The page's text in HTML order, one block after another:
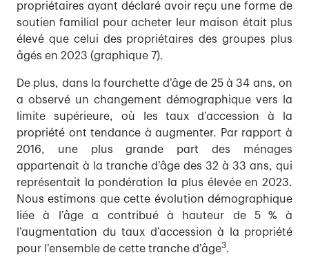
propriétaires ayant déclaré avoir reçu une forme de
soutien familial pour acheter leur maison était plus
élevé que celui des propriétaires des groupes plus
âgés en 2023 (graphique 7).
De plus, dans la fourchette d’âge de 25 à 34 ans, on
a observé un changement démographique vers la
limite supérieure, où les taux d’accession à la
propriété ont tendance à augmenter. Par rapport à
2016, une plus grande part des ménages
appartenait à la tranche d’âge des 32 à 33 ans, qui
représentait la pondération la plus élevée en 2023.
Nous estimons que cette évolution démographique
liée à l’âge a contribué à hauteur de 5 % à
l’augmentation du taux d’accession à la propriété
pour l’ensemble de cette tranche d’âge3.